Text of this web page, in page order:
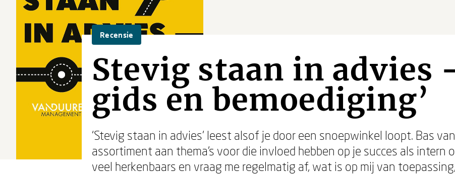
Recensie
Stevig staan in advies
gids en bemoediging’
‘Stevig staan in advies’ leest alsof je door een snoepwinkel loopt. Bas
assortiment aan thema’s voor die invloed hebben op je succes als intern
veel herkenbaars en vraag me regelmatig af, wat is op mij van